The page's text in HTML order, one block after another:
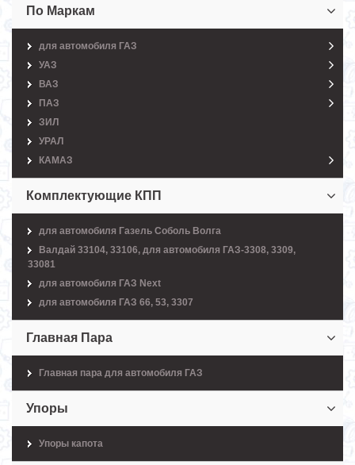
По Маркам
для автомобиля ГАЗ
УАЗ
ВАЗ
ПАЗ
ЗИЛ
УРАЛ
КАМАЗ
Комплектующие КПП
для автомобиля Газель Соболь Волга
Валдай 33104, 33106, для автомобиля ГАЗ-3308, 3309,
33081
для автомобиля ГАЗ Next
для автомобиля ГАЗ 66, 53, 3307
Главная Пара
Главная пара для автомобиля ГАЗ
Упоры
Упоры капота